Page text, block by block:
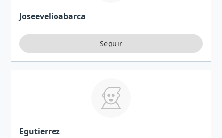
Joseevelioabarca
Egutierrez